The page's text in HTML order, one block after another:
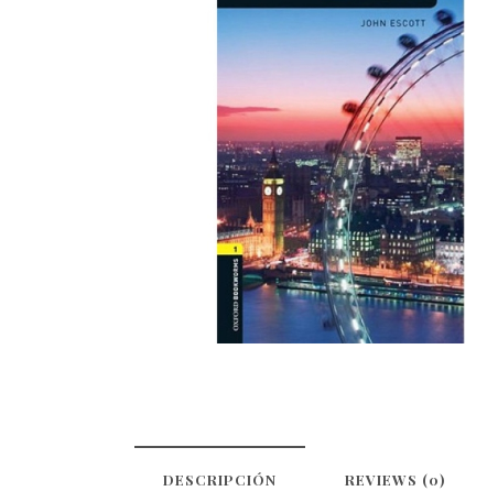
DESCRIPCIÓN REVIEWS (0)